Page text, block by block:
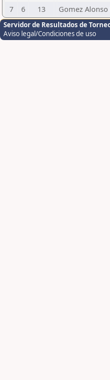
7
6 13 Gomez
Servidor de Resultados de
Aviso legal/Condiciones de uso